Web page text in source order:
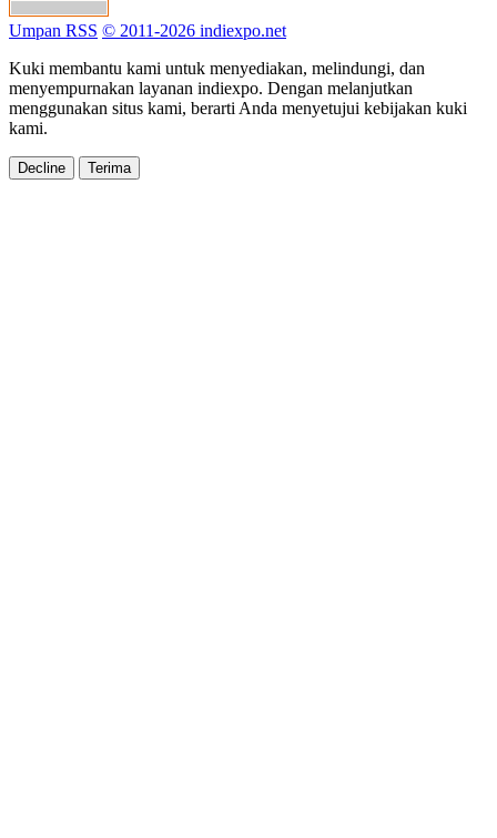
Umpan RSS © 2011-2026 indiexpo.net
Kuki membantu kami untuk menyediakan, melindungi, dan
menyempurnakan layanan indiexpo. Dengan melanjutkan
menggunakan situs kami, berarti Anda menyetujui kebijakan kuki
kami.
Decline Terima